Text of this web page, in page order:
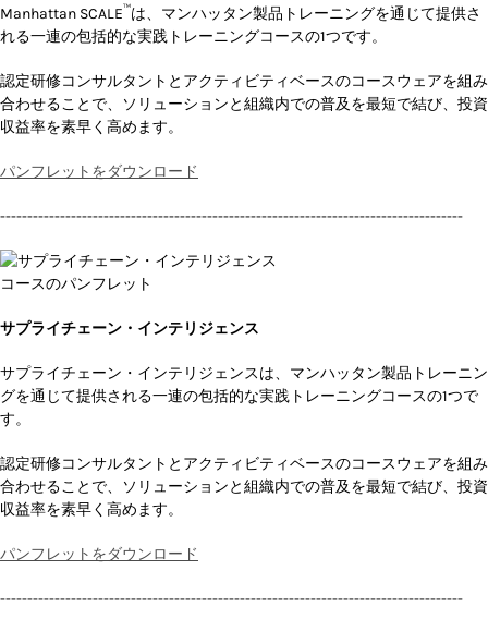
Manhattan SCALE™は、マンハッタン製品トレーニングを通じて提供さ
れる一連の包括的な実践トレーニングコースの1つです。
認定研修コンサルタントとアクティビティベースのコースウェアを組み
合わせることで、ソリューションと組織内での普及を最短で結び、投資
収益率を素早く高めます。
パンフレットをダウンロード
-------------------------------------------------------------------------------------
サプライチェーン・インテリジェンス
サプライチェーン・インテリジェンスは、マンハッタン製品トレーニン
グを通じて提供される一連の包括的な実践トレーニングコースの1つで
す。
認定研修コンサルタントとアクティビティベースのコースウェアを組み
合わせることで、ソリューションと組織内での普及を最短で結び、投資
収益率を素早く高めます。
パンフレットをダウンロード
-------------------------------------------------------------------------------------